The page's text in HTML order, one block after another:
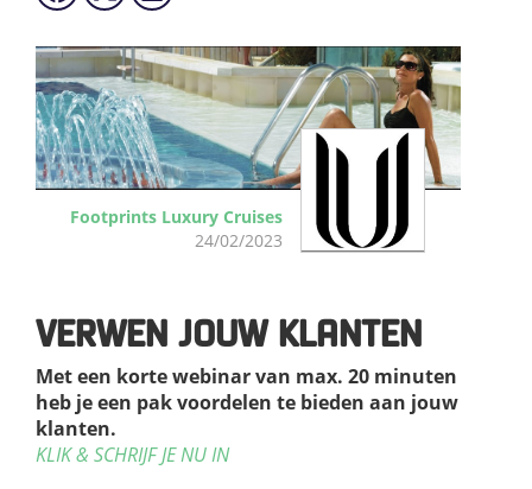
Footprints Luxury Cruises
24/02/2023
VERWEN JOUW KLANTEN
Met een korte webinar van max. 20 minuten
heb je een pak voordelen te bieden aan jouw
klanten.
KLIK & SCHRIJF JE NU IN